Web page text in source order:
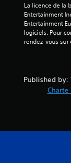
La licence de la
Entertainment
Entertainment
logiciels. Pour
rendez-vous
Published by: